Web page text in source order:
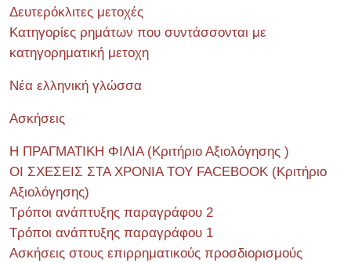
Δευτερόκλιτες μετοχές
Κατηγορίες ρημάτων που συντάσσονται με
κατηγορηματική μετοχη
Νέα ελληνική γλώσσα
Ασκήσεις
Η ΠΡΑΓΜΑΤΙΚΗ ΦΙΛΙΑ (Κριτήριο Αξιολόγησης )
ΟΙ ΣΧΕΣΕΙΣ ΣΤΑ ΧΡΟΝΙΑ ΤΟΥ FACEBOOK (Kριτήριο
Αξιολόγησης)
Τρόποι ανάπτυξης παραγράφου 2
Τρόποι ανάπτυξης παραγράφου 1
Ασκήσεις στους επιρρηματικούς προσδιορισμούς